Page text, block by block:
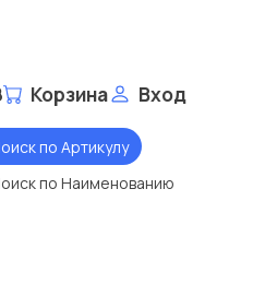
Корзина Вход
по Артикулу
по Наименованию